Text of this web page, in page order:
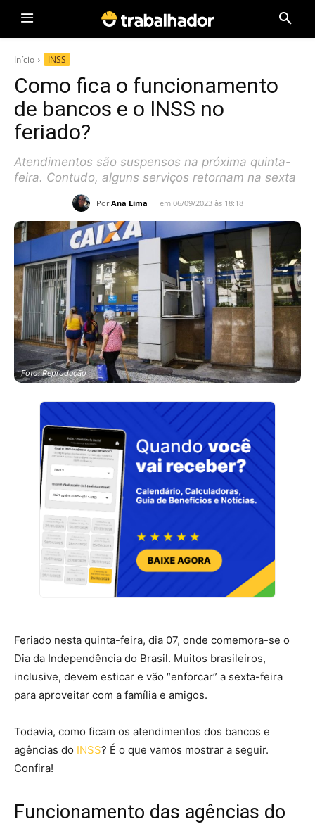
Início INSS
Como fica o funcionamento
de bancos e o INSS no
feriado?
Atendimentos são suspensos na próxima quinta-
feira. Contudo, alguns serviços retornam na sexta
Por Ana Lima em 06/09/2023 às 18:18
Foto: Reprodução
Feriado nesta quinta-feira, dia 07, onde comemora-se o
Dia da Independência do Brasil. Muitos brasileiros,
inclusive, devem esticar e vão “enforcar” a sexta-feira
para aproveitar com a família e amigos.
Todavia, como ficam os atendimentos dos bancos e
agências do INSS? É o que vamos mostrar a seguir.
Confira!
Funcionamento das agências do